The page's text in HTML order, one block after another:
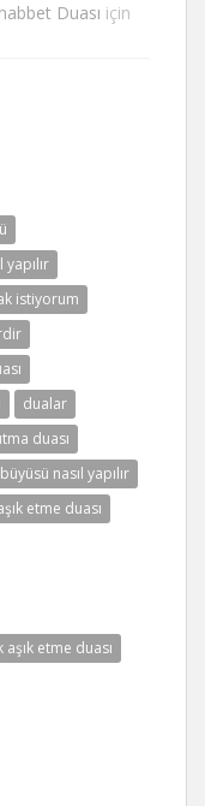
Duası için
yapılır
istiyorum
dualar
duası
nasıl yapılır
etme duası
etme duası